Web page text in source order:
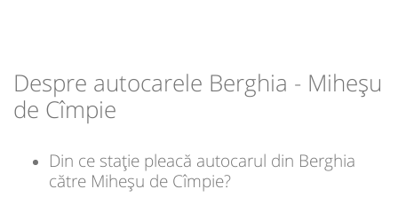
-
Despre autocarele Berghia - Miheșu
de Cîmpie
Din ce stație pleacă autocarul din Berghia
către Miheșu de Cîmpie?